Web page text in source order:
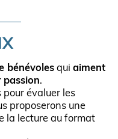
bénévoles qui aiment
passion.
pour évaluer les
proposerons une
la lecture au format